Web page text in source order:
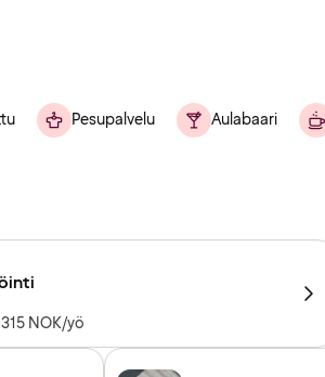
Pesupalvelu Aulabaari
NOK/yö